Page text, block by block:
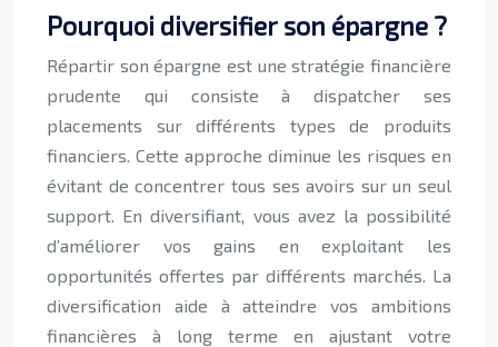
Pourquoi diversifier son épargne ?
Répartir son épargne est une stratégie financière
prudente qui consiste à dispatcher ses
placements sur différents types de produits
financiers. Cette approche diminue les risques en
évitant de concentrer tous ses avoirs sur un seul
support. En diversifiant, vous avez la possibilité
d’améliorer vos gains en exploitant les
opportunités offertes par différents marchés. La
diversification aide à atteindre vos ambitions
financières à long terme en ajustant votre